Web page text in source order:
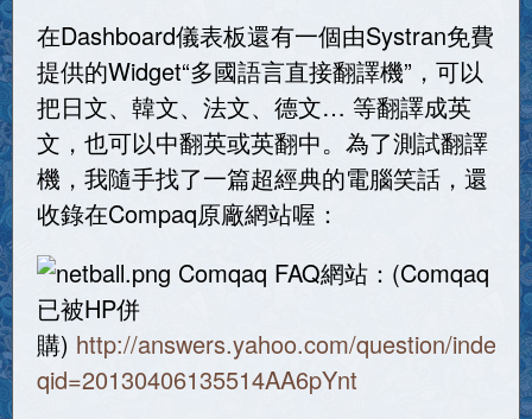
在Dashboard儀表板還有一個由Systran免費
提供的Widget“多國語言直接翻譯機”，可以
把日文、韓文、法文、德文… 等翻譯成英
文，也可以中翻英或英翻中。為了測試翻譯
機，我隨手找了一篇超經典的電腦笑話，還
收錄在Compaq原廠網站喔：
Comqaq FAQ網站：(Comqaq
已被HP併
購) http://answers.yahoo.com/question/index?
qid=20130406135514AA6pYnt